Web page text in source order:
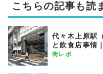
こちらの記事も読
代々木上原駅
と飲食店事情
エリア
街レポ